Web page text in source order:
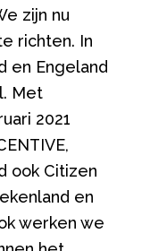
zijn nu
richten. In
en Engeland
Met
2021
ook Citizen
en
werken we